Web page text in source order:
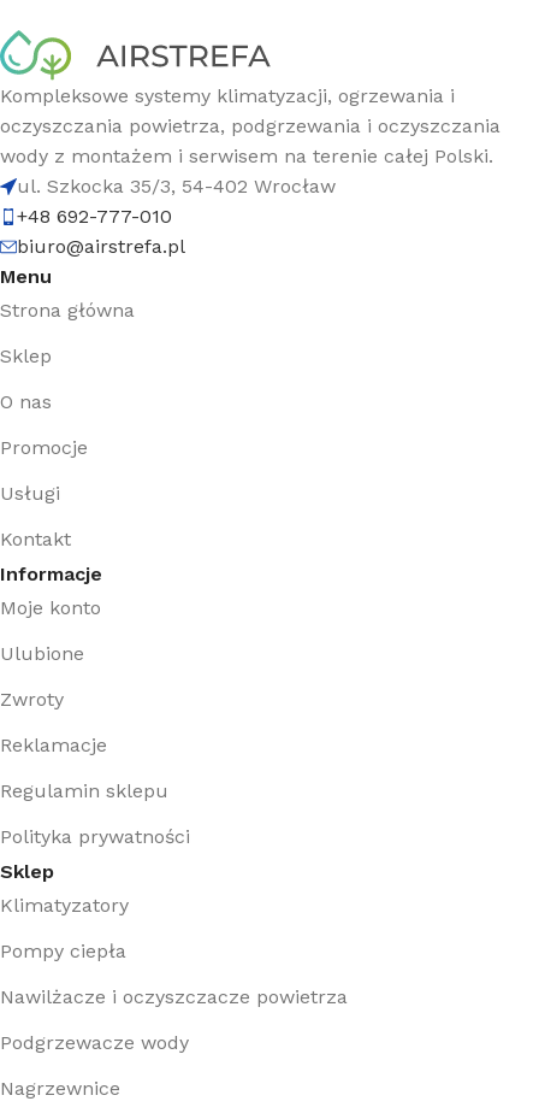
Kompleksowe systemy klimatyzacji, ogrzewania i
oczyszczania powietrza, podgrzewania i oczyszczania
wody z montażem i serwisem na terenie całej Polski.
ul. Szkocka 35/3, 54-402 Wrocław
+48 692-777-010
biuro@airstrefa.pl
Menu
Strona główna
Sklep
O nas
Promocje
Usługi
Kontakt
Informacje
Moje konto
Ulubione
Zwroty
Reklamacje
Regulamin sklepu
Polityka prywatności
Sklep
Klimatyzatory
Pompy ciepła
Nawilżacze i oczyszczacze powietrza
Podgrzewacze wody
Nagrzewnice